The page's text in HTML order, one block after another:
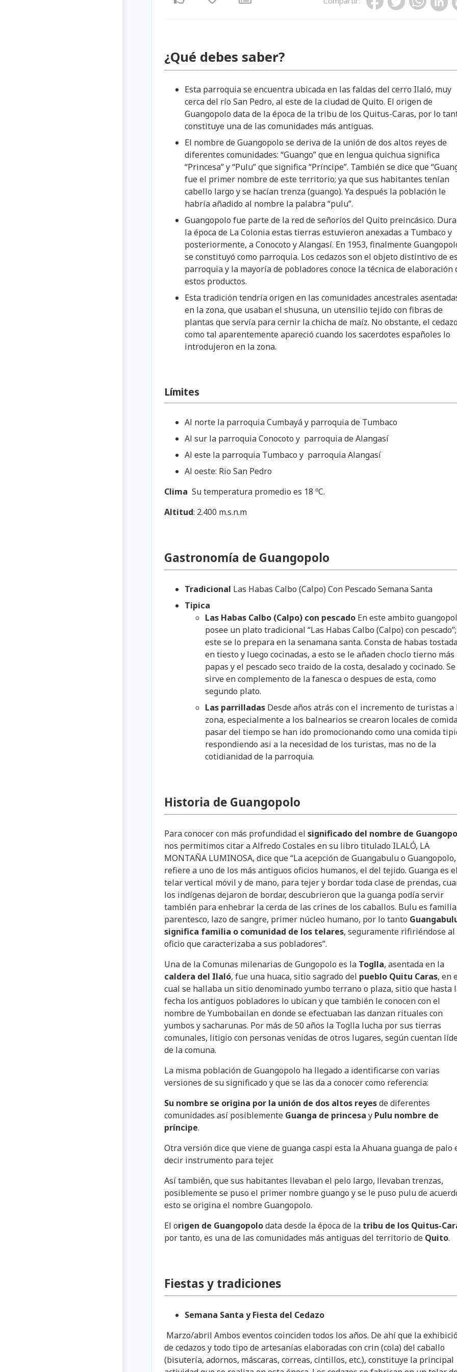
¿Qué debes saber?
Esta parroquia se encuentra ubicada en las faldas del cerro Ilaló, muy
cerca del río San Pedro, al este de la ciudad de Quito. El origen de
Guangopolo data de la época de la tribu de los Quitus-Caras, por lo
constituye una de las comunidades más antiguas.
El nombre de Guangopolo se deriva de la unión de dos altos reyes de
diferentes comunidades: “Guango” que en lengua quichua significa
“Princesa” y “Pulu” que significa “Príncipe”. También se dice que
fue el primer nombre de este territorio; ya que sus habitantes tenían
cabello largo y se hacían trenza (guango). Ya después la población le
habría añadido al nombre la palabra “pulu”.
Guangopolo fue parte de la red de señoríos del Quito preincásico.
la época de La Colonia estas tierras estuvieron anexadas a Tumbaco y
posteriormente, a Conocoto y Alangasí. En 1953, finalmente
se constituyó como parroquia. Los cedazos son el objeto distintivo de
parroquia y la mayoría de pobladores conoce la técnica de elaboración
estos productos.
Esta tradición tendría origen en las comunidades ancestrales
en la zona, que usaban el shusuna, un utensilio tejido con fibras de
plantas que servía para cernir la chicha de maíz. No obstante, el cedazo
como tal aparentemente apareció cuando los sacerdotes españoles lo
introdujeron en la zona.
Límites
Al norte la parroquia Cumbayá y parroquia de Tumbaco
Al sur la parroquia Conocoto y parroquia de Alangasí
Al este la parroquia Tumbaco y parroquia Alangasí
Al oeste: Rio San Pedro
Clima Su temperatura promedio es 18 ºC.
Altitud: 2.400 m.s.n.m
Gastronomía de Guangopolo
Tradicional Las Habas Calbo (Calpo) Con Pescado Semana Santa
Tipica
Las Habas Calbo (Calpo) con pescado En este ambito
posee un plato tradicional “Las Habas Calbo (Calpo) con pescado”;
este se lo prepara en la senamana santa. Consta de habas
en tiesto y luego cocinadas, a esto se le añaden choclo tierno más
papas y el pescado seco traido de la costa, desalado y cocinado.
sirve en complemento de la fanesca o despues de esta, como
segundo plato.
Las parrilladas Desde años atrás con el incremento de turistas a
zona, especialmente a los balnearios se crearon locales de
pasar del tiempo se han ido promocionando como una comida
respondiendo asi a la necesidad de los turistas, mas no de la
cotidianidad de la parroquia.
Historia de Guangopolo
Para conocer con más profundidad el significado del nombre de
nos permitimos citar a Alfredo Costales en su libro titulado ILALÓ, LA
MONTAÑA LUMINOSA, dice que “La acepción de Guangabulu o
refiere a uno de los más antiguos oficios humanos, el del tejido. Guanga es el
telar vertical móvil y de mano, para tejer y bordar toda clase de prendas,
los indígenas dejaron de bordar, descubrieron que la guanga podía servir
también para enhebrar la cerda de las crines de los caballos. Bulu es
parentesco, lazo de sangre, primer núcleo humano, por lo tanto
significa familia o comunidad de los telares, seguramente rifiriéndose al
oficio que caracterizaba a sus pobladores”.
Una de la Comunas milenarias de Gungopolo es la Toglla, asentada en la
caldera del Ilaló, fue una huaca, sitio sagrado del pueblo Quitu Caras, en
cual se hallaba un sitio denominado yumbo terrano o plaza, sitio que hasta
fecha los antiguos pobladores lo ubican y que también le conocen con el
nombre de Yumbobailan en donde se efectuaban las danzan rituales con
yumbos y sacharunas. Por más de 50 años la Toglla lucha por sus tierras
comunales, litigio con personas venidas de otros lugares, según cuentan
de la comuna.
La misma población de Guangopolo ha llegado a identificarse con varias
versiones de su significado y que se las da a conocer como referencia:
Su nombre se origina por la unión de dos altos reyesde diferentes
comunidades así posiblemente Guanga de princesa y Pulu nombre de
príncipe.
Otra versión dice que viene de guanga caspi esta la Ahuana guanga de palo
decir instrumento para tejer.
Así también, que sus habitantes llevaban el pelo largo, llevaban trenzas,
posiblemente se puso el primer nombre guango y se le puso pulu de
esto se origina el nombre Guangopolo.
El origen de Guangopolodata desde la época de la tribu de los Quitus-
por tanto, es una de las comunidades más antiguas del territorio de Quito.
Fiestas y tradiciones
Semana Santa y Fiesta del Cedazo
Marzo/abril Ambos eventos coinciden todos los años. De ahí que la
de cedazos y todo tipo de artesanías elaboradas con crin (cola) del caballo
(bisutería, adornos, máscaras, correas, cintillos, etc.), constituye la principal